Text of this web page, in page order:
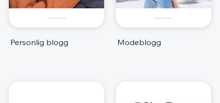
Personlig blogg Modeblogg